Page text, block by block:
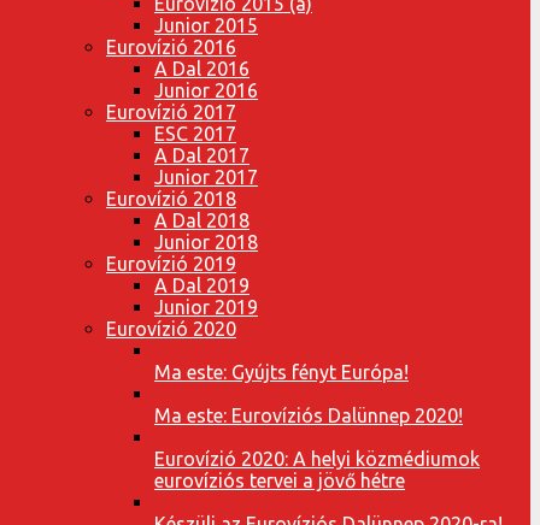
Junior 2015
Eurovízió 2016
A Dal 2016
Junior 2016
Eurovízió 2017
ESC 2017
A Dal 2017
Junior 2017
Eurovízió 2018
A Dal 2018
Junior 2018
Eurovízió 2019
A Dal 2019
Junior 2019
Eurovízió 2020
Ma este: Gyújts fényt Európa!
Ma este: Eurovíziós Dalünnep 2020!
Eurovízió 2020: A helyi közmédiumok
eurovíziós tervei a jövő hétre